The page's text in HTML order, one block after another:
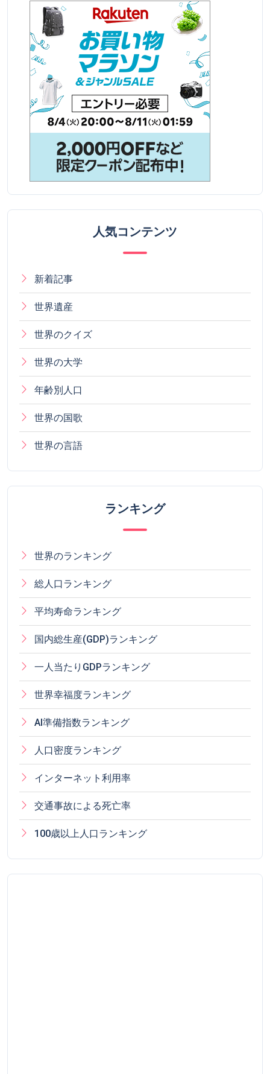
人気コンテンツ
新着記事
世界遺産
世界のクイズ
世界の大学
年齢別人口
世界の国歌
世界の言語
ランキング
世界のランキング
総人口ランキング
平均寿命ランキング
国内総生産(GDP)ランキング
一人当たりGDPランキング
世界幸福度ランキング
AI準備指数ランキング
人口密度ランキング
インターネット利用率
交通事故による死亡率
100歳以上人口ランキング